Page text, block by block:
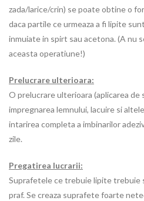
zada/larice/crin) se poate obtine o
daca partile ce urmeaza a fi lipite
inmuiate in spirt sau acetona. (A nu
aceasta operatiune!)
Prelucrare ulterioara:
O prelucrare ulterioara (aplicarea
impregnarea lemnului, lacuire si
intarirea completa a imbinarilor
zile.
Pregatirea lucrarii:
Suprafetele ce trebuie lipite trebuie
praf. Se creaza suprafete foarte